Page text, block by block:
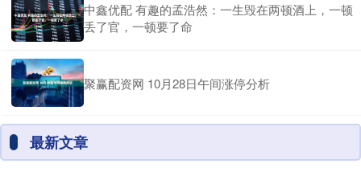
中鑫优配 有趣的孟浩然：一生毁在两顿酒上，一顿
丢了官，一顿要了命
聚赢配资网 10月28日午间涨停分析
最新文章